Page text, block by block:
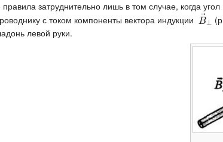
затруднительно лишь в том случае, когда угол
с током компоненты вектора индукции B⃗⊥
B→ ⊥
левой руки.